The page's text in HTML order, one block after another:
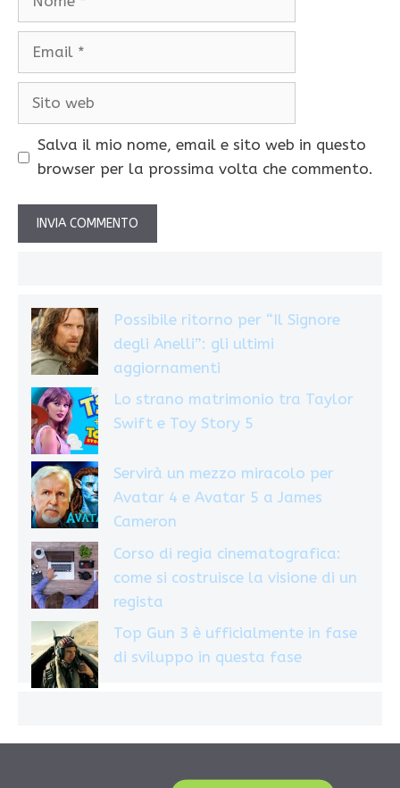
Email
Sito
Salva il mio nome, email e sito web in questo
browser per la prossima volta che commento.
Possibile ritorno per “Il Signore
degli Anelli”: gli ultimi
aggiornamenti
Lo strano matrimonio tra Taylor
Swift e Toy Story 5
Servirà un mezzo miracolo per
Avatar 4 e Avatar 5 a James
Cameron
Corso di regia cinematografica:
come si costruisce la visione di un
regista
Top Gun 3 è ufficialmente in fase
di sviluppo in questa fase